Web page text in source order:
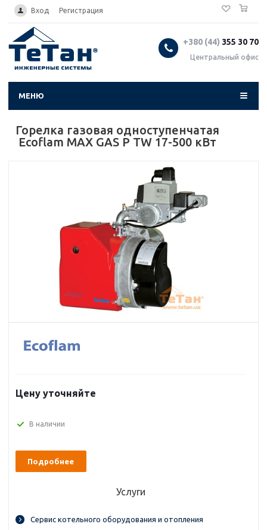
... Вход Регистрация
+380 (44) 355 30 70
Центральный офис
МЕНЮ
Горелка газовая одноступенчатая
Ecoflam MAX GAS P TW 17-500 кВт
Цену уточняйте
В наличии
Подробнее
Услуги
Сервис котельного оборудования и отопления